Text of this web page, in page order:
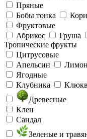
Пряные
Бобы тонка
Фруктовые
Абрикос
Груша
Тропические фрукты
Цитрусовые
Апельсин
Лимон
Ягодные
Клубника
Древесные
Клен
Сандал
Зеленые и